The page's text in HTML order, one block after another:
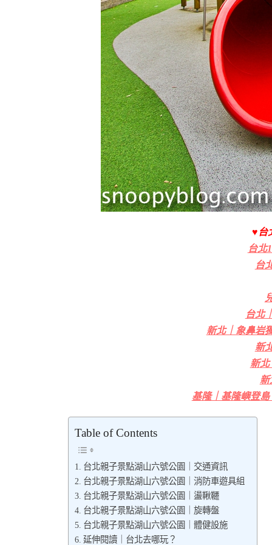
♥台
台北
台
台北
新北｜象鼻岩
新
新北
新
基隆｜基隆嶼登
Table of Contents
台北親子景點湖山六號公園｜交通資訊
台北親子景點湖山六號公園｜消防車遊具組
台北親子景點湖山六號公園｜盪鞦韆
台北親子景點湖山六號公園｜旋轉盤
台北親子景點湖山六號公園｜體健設施
延伸閱讀｜台北去哪玩？